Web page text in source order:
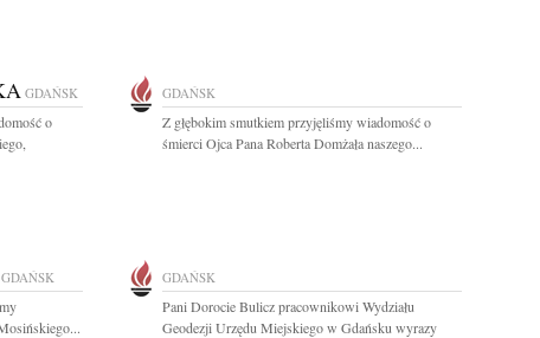
GDAŃSK
o
GDAŃSK
Z głębokim smutkiem przyjęliśmy wiadomość o
śmierci Ojca Pana Roberta Domżała naszego...
GDAŃSK GDAŃSK
Pani Dorocie Bulicz pracownikowi Wydziału
Geodezji Urzędu Miejskiego w Gdańsku wyrazy